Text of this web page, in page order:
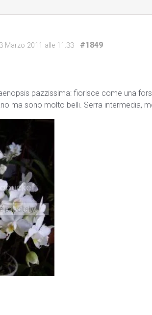
Marzo 2011 alle 11:33 #1849
pazzissima: fiorisce come una
ma sono molto belli. Serra intermedia,